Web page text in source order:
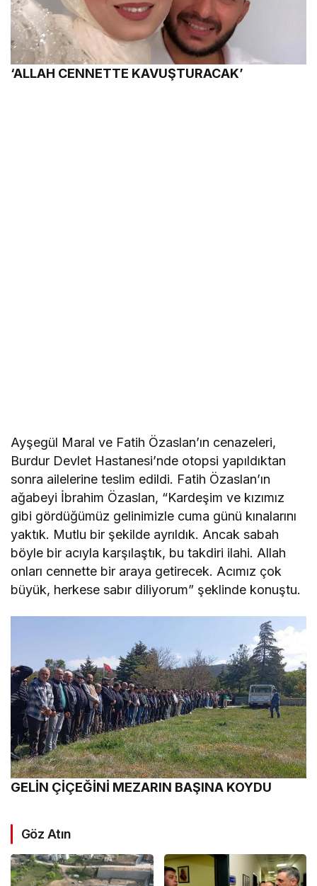
‘ALLAH CENNETTE KAVUŞTURACAK’
Ayşegül Maral ve Fatih Özaslan’ın cenazeleri,
Burdur Devlet Hastanesi’nde otopsi yapıldıktan
sonra ailelerine teslim edildi. Fatih Özaslan’ın
ağabeyi İbrahim Özaslan, “Kardeşim ve kızımız
gibi gördüğümüz gelinimizle cuma günü kınalarını
yaktık. Mutlu bir şekilde ayrıldık. Ancak sabah
böyle bir acıyla karşılaştık, bu takdiri ilahi. Allah
onları cennette bir araya getirecek. Acımız çok
büyük, herkese sabır diliyorum” şeklinde konuştu.
GELİN ÇİÇEĞİNİ MEZARIN BAŞINA KOYDU
Göz Atın